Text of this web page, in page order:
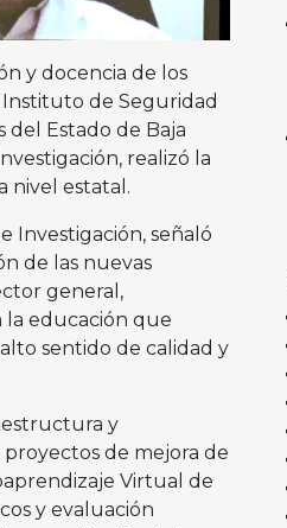
y docencia de los
Instituto de Seguridad
del Estado de Baja
realizó la
nivel estatal.
Investigación, señaló
de las nuevas
general,
la educación que
sentido de calidad y
y
de mejora de
Virtual de
y evaluación